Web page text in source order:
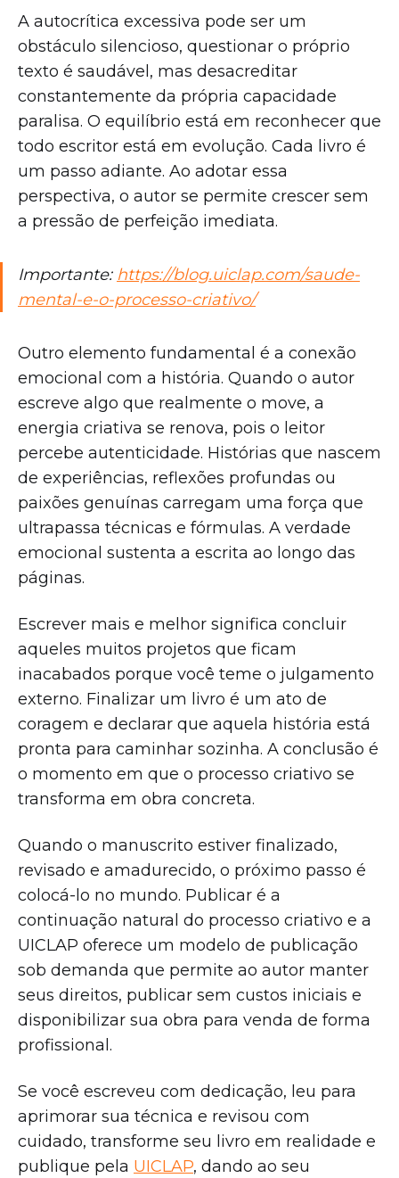
A autocrítica excessiva pode ser um
obstáculo silencioso, questionar o próprio
texto é saudável, mas desacreditar
constantemente da própria capacidade
paralisa. O equilíbrio está em reconhecer que
todo escritor está em evolução. Cada livro é
um passo adiante. Ao adotar essa
perspectiva, o autor se permite crescer sem
a pressão de perfeição imediata.
Importante: https://blog.uiclap.com/saude-
mental-e-o-processo-criativo/
Outro elemento fundamental é a conexão
emocional com a história. Quando o autor
escreve algo que realmente o move, a
energia criativa se renova, pois o leitor
percebe autenticidade. Histórias que nascem
de experiências, reflexões profundas ou
paixões genuínas carregam uma força que
ultrapassa técnicas e fórmulas. A verdade
emocional sustenta a escrita ao longo das
páginas.
Escrever mais e melhor significa concluir
aqueles muitos projetos que ficam
inacabados porque você teme o julgamento
externo. Finalizar um livro é um ato de
coragem e declarar que aquela história está
pronta para caminhar sozinha. A conclusão é
o momento em que o processo criativo se
transforma em obra concreta.
Quando o manuscrito estiver finalizado,
revisado e amadurecido, o próximo passo é
colocá-lo no mundo. Publicar é a
continuação natural do processo criativo e a
UICLAP oferece um modelo de publicação
sob demanda que permite ao autor manter
seus direitos, publicar sem custos iniciais e
disponibilizar sua obra para venda de forma
profissional.
Se você escreveu com dedicação, leu para
aprimorar sua técnica e revisou com
cuidado, transforme seu livro em realidade e
publique pela UICLAP, dando ao seu